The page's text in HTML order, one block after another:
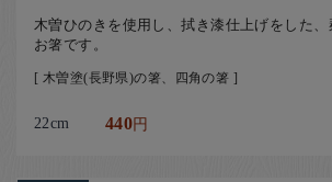
木曽ひのきを使用し、拭き漆仕上げをした
お箸です。
[ 木曽塗(長野県)の箸、四角の箸 ]
22cm 440円